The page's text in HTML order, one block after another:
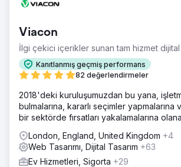
Viacon
İlgi çekici içerikler sunan tam hizmet dijital
Kanıtlanmış geçmiş performans
82 değerlendirmeler
2018'deki kuruluşumuzdan bu yana,
bulmalarına, kararlı seçimler
bir sektörde fırsatları yakalamalarına
London, England, United Kingdom +4
Web Tasarımı, Dijital Tasarım +63
Ev Hizmetleri, Sigorta +29